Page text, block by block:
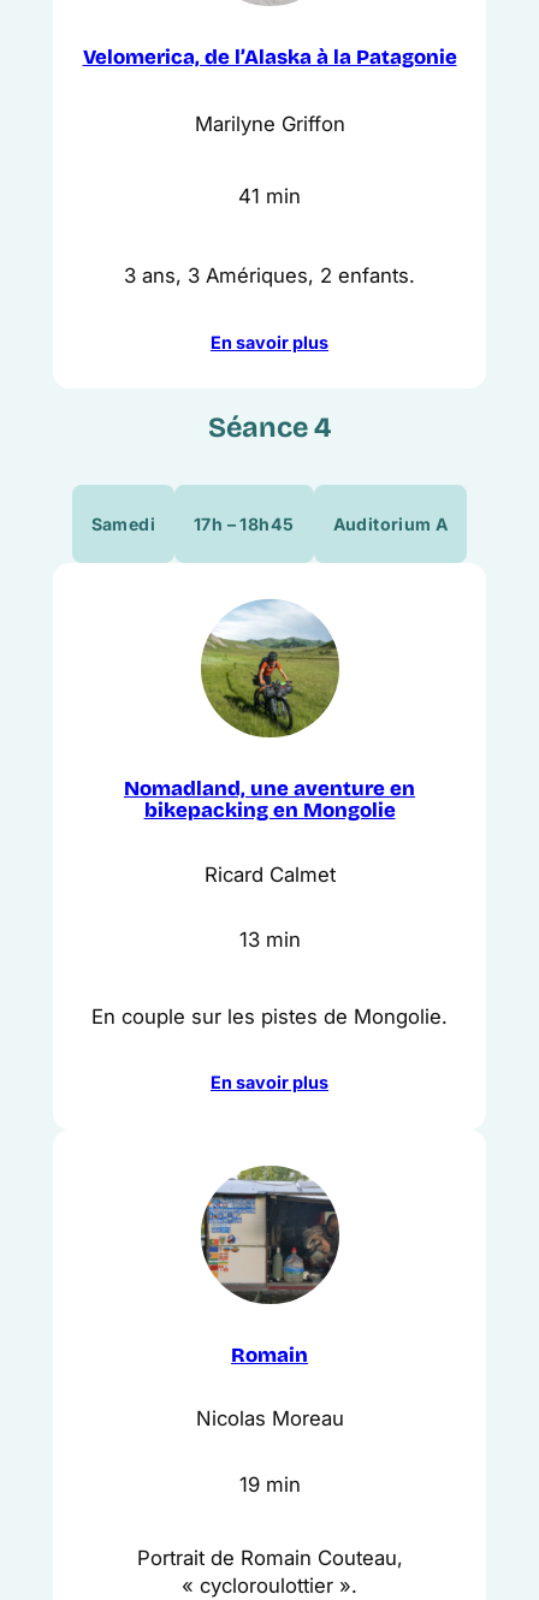
Velomerica, de l’Alaska à la Patagonie
Marilyne Griffon
41 min
3 ans, 3 Amériques, 2 enfants.
En savoir plus
Séance 4
Samedi 17h – 18h45 Auditorium A
Nomadland, une aventure en
bikepacking en Mongolie
Ricard Calmet
13 min
En couple sur les pistes de Mongolie.
En savoir plus
Romain
Nicolas Moreau
19 min
Portrait de Romain Couteau,
« cycloroulottier ».